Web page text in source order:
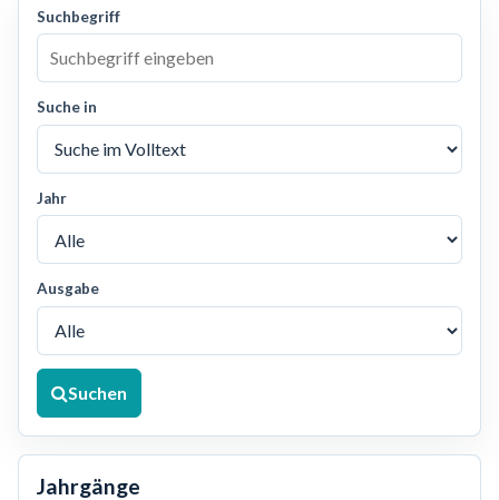
Suchbegriff
Suche in
Jahr
Ausgabe
Suchen
Jahrgänge